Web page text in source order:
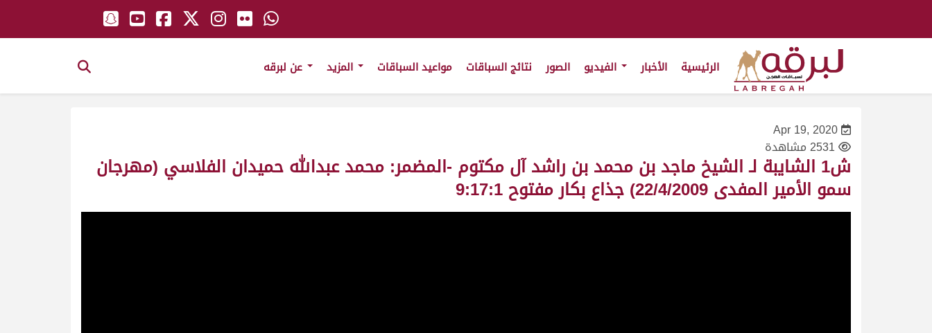
الرئيسية الأخبار الصور نتائج السباقات مواعيد السباقات
Apr 19, 2020
2531 مشاهدة
ش1 الشايبة لـ الشيخ ماجد بن محمد بن راشد آل مكتوم -المضمر: محمد عبدالله حميدان الفلاسي (مهرجان
سمو الأمير المفدى 22/4/2009) جذاع بكار مفتوح 9:17:1